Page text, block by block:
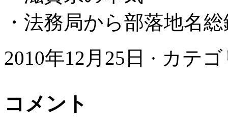
・法務局から部落地名
2010年12月25日 · カテ
コメント